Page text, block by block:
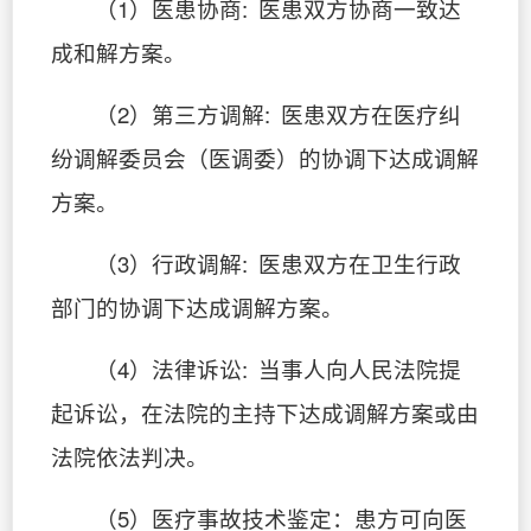
（1）医患协商: 医患双方协商一致达
成和解方案。
（2）第三方调解: 医患双方在医疗纠
纷调解委员会（医调委）的协调下达成调解
方案。
（3）行政调解: 医患双方在卫生行政
部门的协调下达成调解方案。
（4）法律诉讼: 当事人向人民法院提
起诉讼，在法院的主持下达成调解方案或由
法院依法判决。
（5）医疗事故技术鉴定：患方可向医